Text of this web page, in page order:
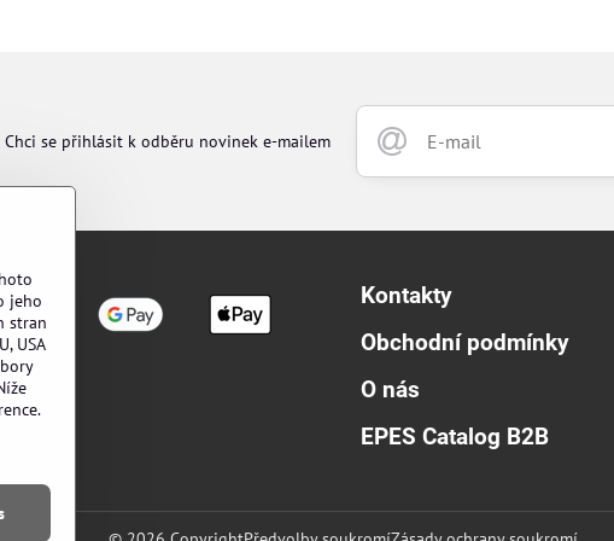
Chci se přihlásit k odběru novinek e-mailem
Kontakty
Obchodní podmínky
O nás
EPES Catalog B2B
jeho
stran
USA